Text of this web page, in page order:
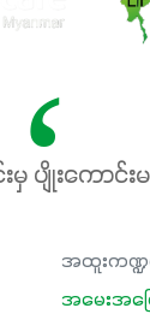
မှ ပျိုးကောင်
အထူးကဏ္ဍမ
အမေးအဖ